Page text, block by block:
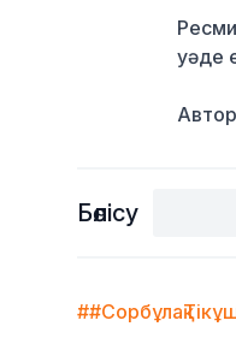
уәде
Бөлісу